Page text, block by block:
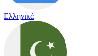
Ελληνικά